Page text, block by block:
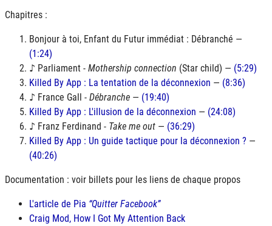
Chapitres :
Bonjour à toi, Enfant du Futur immédiat : Débranché —
(1:24)
♪ Parliament - Mothership connection (Star child) — (5:29)
Killed By App : La tentation de la déconnexion — (8:36)
♪ France Gall - Débranche — (19:40)
Killed By App : L'illusion de la déconnexion — (24:08)
♪ Franz Ferdinand - Take me out — (36:29)
Killed By App : Un guide tactique pour la déconnexion ? —
(40:26)
Documentation : voir billets pour les liens de chaque propos
L'article de Pia Quitter Facebook
Craig Mod, How I Got My Attention Back